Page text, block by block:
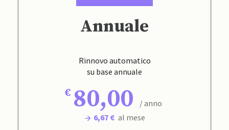
Annuale
Rinnovo automatico
su base annuale
80,00
/ anno
6,67 € al mese